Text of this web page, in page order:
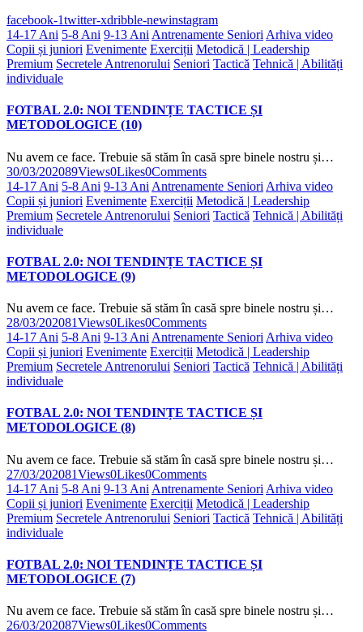
facebook-1twitter-xdribble-newinstagram
14-17 Ani 5-8 Ani 9-13 Ani Antrenamente Seniori Arhiva video
Copii și juniori Evenimente Exerciții Metodică | Leadership
Premium Secretele Antrenorului Seniori Tactică Tehnică | Abilități
individuale
FOTBAL 2.0: NOI TENDINȚE TACTICE ȘI
METODOLOGICE (10)
Nu avem ce face. Trebuie să stăm în casă spre binele nostru și…
30/03/202089Views0Likes0Comments
14-17 Ani 5-8 Ani 9-13 Ani Antrenamente Seniori Arhiva video
Copii și juniori Evenimente Exerciții Metodică | Leadership
Premium Secretele Antrenorului Seniori Tactică Tehnică | Abilități
individuale
FOTBAL 2.0: NOI TENDINȚE TACTICE ȘI
METODOLOGICE (9)
Nu avem ce face. Trebuie să stăm în casă spre binele nostru și…
28/03/202081Views0Likes0Comments
14-17 Ani 5-8 Ani 9-13 Ani Antrenamente Seniori Arhiva video
Copii și juniori Evenimente Exerciții Metodică | Leadership
Premium Secretele Antrenorului Seniori Tactică Tehnică | Abilități
individuale
FOTBAL 2.0: NOI TENDINȚE TACTICE ȘI
METODOLOGICE (8)
Nu avem ce face. Trebuie să stăm în casă spre binele nostru și…
27/03/202081Views0Likes0Comments
14-17 Ani 5-8 Ani 9-13 Ani Antrenamente Seniori Arhiva video
Copii și juniori Evenimente Exerciții Metodică | Leadership
Premium Secretele Antrenorului Seniori Tactică Tehnică | Abilități
individuale
FOTBAL 2.0: NOI TENDINȚE TACTICE ȘI
METODOLOGICE (7)
Nu avem ce face. Trebuie să stăm în casă spre binele nostru și…
26/03/202087Views0Likes0Comments